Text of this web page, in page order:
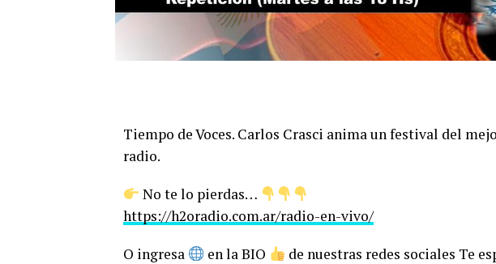
Tiempo de Voces. Carlos Crasci anima un festival del
radio.
No te lo pierdas…
https://h2oradio.com.ar/radio-en-vivo/
O ingresa en la BIO
de nuestras redes sociales Te